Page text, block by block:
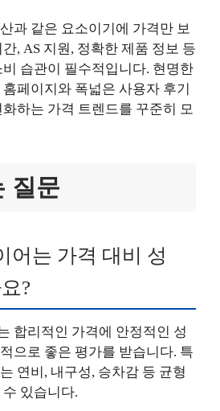
과 같은 요소이기에 가격만 보
, AS 지원, 정확한 제품 정보 등
습관이 필수적입니다. 현명한
페이지와 폭넓은 사용자 후기
하는 가격 트렌드를 꾸준히 모
질문
어는 가격 대비 성
?
합리적인 가격에 안정적인 성
으로 좋은 평가를 받습니다. 특
연비, 내구성, 승차감 등 균형
있습니다.